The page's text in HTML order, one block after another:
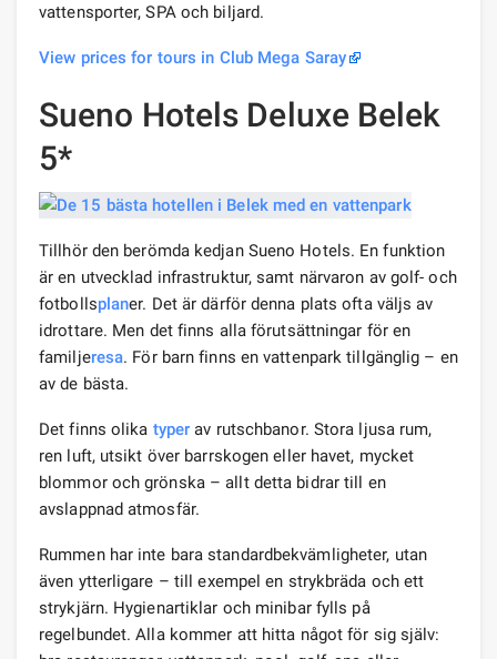
vattensporter, SPA och biljard.
View prices for tours in Club Mega Saray
Sueno Hotels Deluxe Belek
5*
Tillhör den berömda kedjan Sueno Hotels. En funktion
är en utvecklad infrastruktur, samt närvaron av golf- och
fotbollsplaner. Det är därför denna plats ofta väljs av
idrottare. Men det finns alla förutsättningar för en
familjeresa. För barn finns en vattenpark tillgänglig – en
av de bästa.
Det finns olika typer av rutschbanor. Stora ljusa rum,
ren luft, utsikt över barrskogen eller havet, mycket
blommor och grönska – allt detta bidrar till en
avslappnad atmosfär.
Rummen har inte bara standardbekvämligheter, utan
även ytterligare – till exempel en strykbräda och ett
strykjärn. Hygienartiklar och minibar fylls på
regelbundet. Alla kommer att hitta något för sig själv: